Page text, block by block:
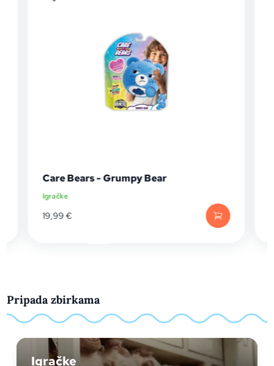
Care Bears - Grumpy Bear
Igračke
19,99€
Pripada zbirkama
Igračke